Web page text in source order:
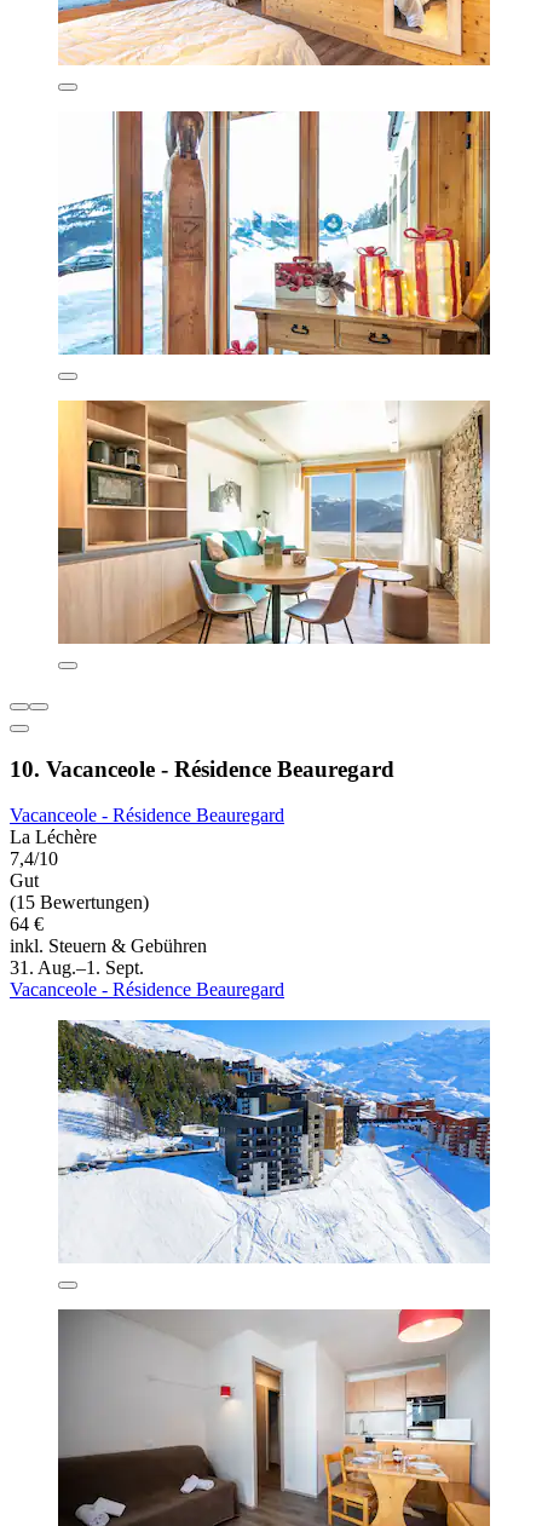
10. Vacanceole - Résidence Beauregard
Vacanceole - Résidence Beauregard
La Léchère
7,4/10
Gut
(15 Bewertungen)
64 €
inkl. Steuern & Gebühren
31. Aug.–1. Sept.
Vacanceole - Résidence Beauregard